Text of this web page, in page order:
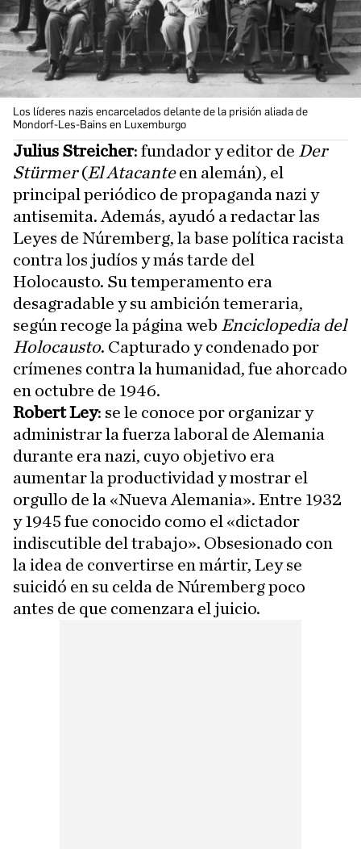
Los líderes nazis encarcelados delante de la prisión aliada de
Mondorf-Les-Bains en Luxemburgo
Julius Streicher: fundador y editor de Der
Stürmer(El Atacanteen alemán), el
principal periódico de propaganda nazi y
antisemita. Además, ayudó a redactar las
Leyes de Núremberg, la base política racista
contra los judíos y más tarde del
Holocausto. Su temperamento era
desagradable y su ambición temeraria,
según recoge la página web Enciclopedia del
Holocausto. Capturado y condenado por
crímenes contra la humanidad, fue ahorcado
en octubre de 1946.
Robert Ley: se le conoce por organizar y
administrar la fuerza laboral de Alemania
durante era nazi, cuyo objetivo era
aumentar la productividad y mostrar el
orgullo de la «Nueva Alemania». Entre 1932
y 1945 fue conocido como el «dictador
indiscutible del trabajo». Obsesionado con
la idea de convertirse en mártir, Ley se
suicidó en su celda de Núremberg poco
antes de que comenzara el juicio.